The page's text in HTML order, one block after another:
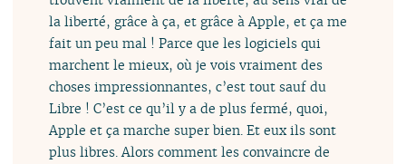
la liberté, grâce à ça, et grâce à Apple, et ça me
fait un peu mal ! Parce que les logiciels qui
marchent le mieux, où je vois vraiment des
choses impressionnantes, c’est tout sauf du
Libre ! C’est ce qu’il y a de plus fermé, quoi,
Apple et ça marche super bien. Et eux ils sont
plus libres. Alors comment les convaincre de